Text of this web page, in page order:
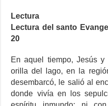
Lectura
Lectura del santo
20
En aquel tiempo, Jesús
orilla del lago, en la
desembarcó, le salió al
donde vivía en los